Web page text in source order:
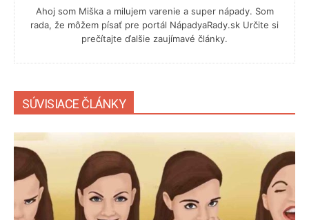
Ahoj som Miška a milujem varenie a super nápady. Som
rada, že môžem písať pre portál NápadyaRady.sk Určite si
prečítajte ďalšie zaujímavé články.
SÚVISIACE ČLÁNKY